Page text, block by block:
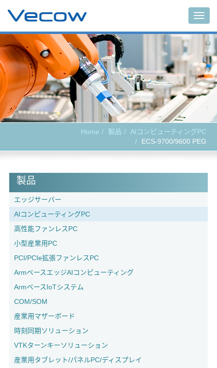
Home 製品
AIコンピューティングPC
ECS-9700/9600 PEG
製品
エッジサーバー
AIコンピューティングPC
高性能ファンレスPC
小型産業用PC
PCI/PCIe拡張ファンレスPC
ArmベースエッジAIコンピューティング
ArmベースIoTシステム
COM/SOM
産業用マザーボード
時刻同期ソリューション
VTKターンキーソリューション
産業用タブレット/パネルPC/ディスプレイ